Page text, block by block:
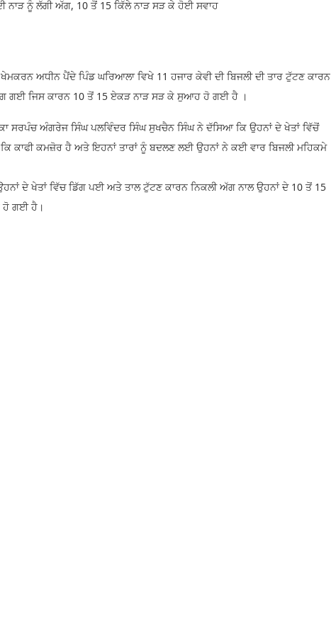
ਨਾੜ ਨੂੰ ਲੱਗੀ ਅੱਗ, 10 ਤੋਂ 15 ਕਿੱਲੇ ਨਾੜ ਸੜ ਕੇ ਹੋਈ ਸਵਾਹ
ਅਧੀਨ ਪੈਂਦੇ ਪਿੰਡ ਘਰਿਆਲਾ ਵਿਖੇ 11 ਹਜਾਰ ਕੇਵੀ ਦੀ ਬਿਜਲੀ ਦੀ ਤਾਰ ਟੁੱਟਣ ਕਾਰਨ
ਗਈ ਜਿਸ ਕਾਰਨ 10 ਤੋਂ 15 ਏਕੜ ਨਾੜ ਸੜ ਕੇ ਸੁਆਹ ਹੋ ਗਈ ਹੈ ।
ਸਰਪੰਚ ਅੰਗਰੇਜ ਸਿੰਘ ਪਲਵਿੰਦਰ ਸਿੰਘ ਸੁਖਚੈਨ ਸਿੰਘ ਨੇ ਦੱਸਿਆ ਕਿ ਉਹਨਾਂ ਦੇ ਖੇਤਾਂ ਵਿੱਚੋਂ
ਕਿ ਕਾਫੀ ਕਮਜ਼ੋਰ ਹੈ ਅਤੇ ਇਹਨਾਂ ਤਾਰਾਂ ਨੂੰ ਬਦਲਣ ਲਈ ਉਹਨਾਂ ਨੇ ਕਈ ਵਾਰ ਬਿਜਲੀ ਮਹਿਕਮੇ
ਦੇ ਖੇਤਾਂ ਵਿੱਚ ਡਿੱਗ ਪਈ ਅਤੇ ਤਾਲ ਟੁੱਟਣ ਕਾਰਨ ਨਿਕਲੀ ਅੱਗ ਨਾਲ ਉਹਨਾਂ ਦੇ 10 ਤੋਂ 15
ਹੋ ਗਈ ਹੈ।